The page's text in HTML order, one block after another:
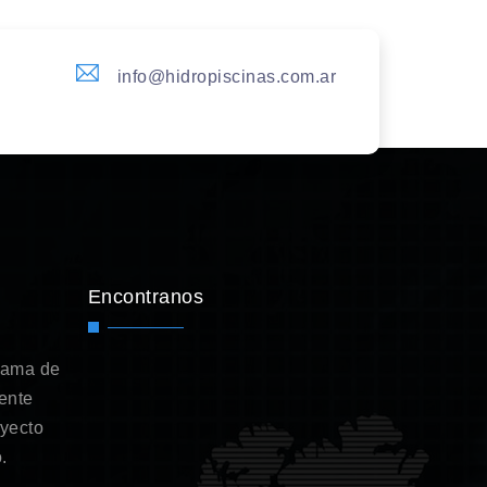
info@hidropiscinas.com.ar
de
Encontranos